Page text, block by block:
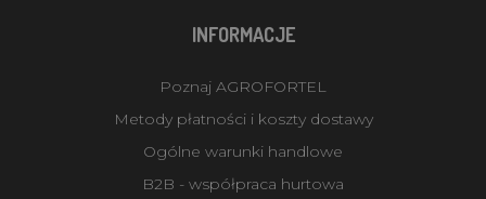
INFORMACJE
Poznaj AGROFORTEL
Metody płatności i koszty dostawy
Ogólne warunki handlowe
B2B - współpraca hurtowa